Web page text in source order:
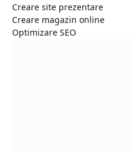
Creare site prezentare
Creare magazin online
Optimizare SEO